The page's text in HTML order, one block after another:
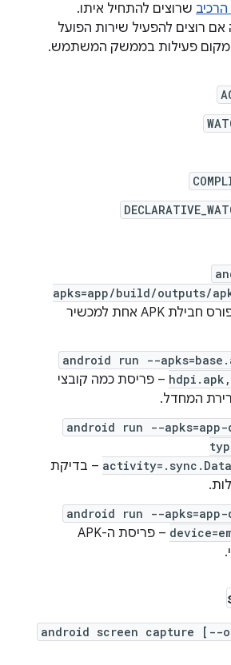
הרכיב שרוצים להתחיל איתו.
רוצים להפעיל שירות הפועל
פעילות בממשק המשתמש.
apks=app/build/outputs/
- פורס חבילת APK אחת למכשיר
android run --
– פריסת כמה קובצי
android run --
– בדיקת
android run --
– פריסת ה-APK
android screen capture